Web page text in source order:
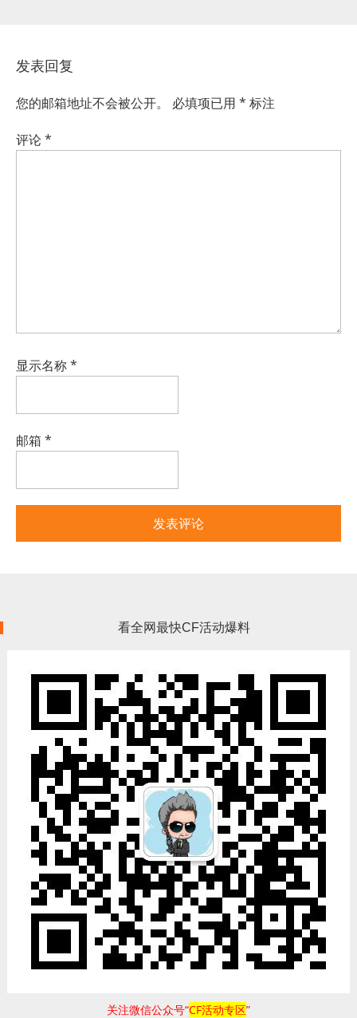
发表回复
您的邮箱地址不会被公开。 必填项已用 * 标注
评论*
显示名称*
邮箱 *
看全网最快CF活动爆料
关注微信公众号“CF活动专区”